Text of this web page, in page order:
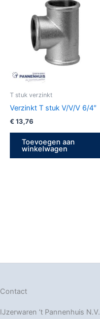
T stuk verzinkt
Verzinkt T stuk V/V/V 6/4″
€ 13,76
Toevoegen aan
winkelwagen
Contact
IJzerwaren ‘t Pannenhuis N.V.